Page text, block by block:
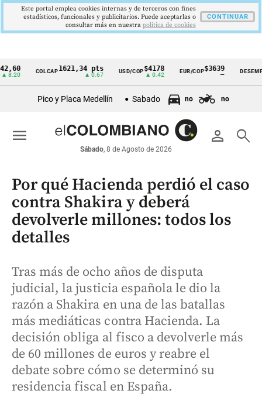
Cintillo
económicos
Colombia
COLCAP1621,34 pts USD/COP$4178
▲ 0.42
EUR/COP$3639
—
DESEMPLEO
▼
Pico y Placa Medellín Sabado no no
person search
Sábado, 8 de Agosto de 2026
menu
Por qué Hacienda perdió el caso
contra Shakira y deberá
devolverle millones: todos los
detalles
Tras más de ocho años de disputa
judicial, la justicia española le dio la
razón a Shakira en una de las batallas
más mediáticas contra Hacienda. La
decisión obliga al fisco a devolverle más
de 60 millones de euros y reabre el
debate sobre cómo se determinó su
residencia fiscal en España.
Este portal emplea cookies internas y de terceros con fines
estadísticos, funcionales y publicitarios. Puede aceptarlas o
consultar más en nuestra politica de cookies
CONTINUAR